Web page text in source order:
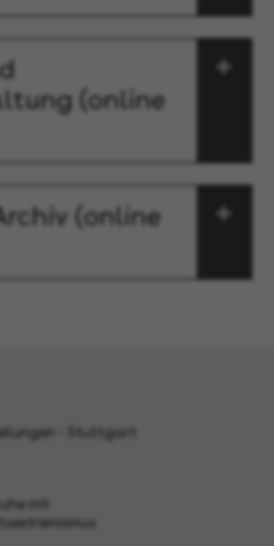
(online
(online
- Stuttgart
mit